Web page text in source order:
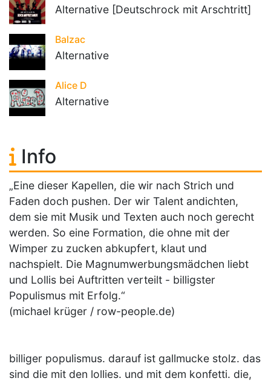
Alternative [Deutschrock mit Arschtritt]
Balzac
Alternative
Alice D
Alternative
Info
„Eine dieser Kapellen, die wir nach Strich und
Faden doch pushen. Der wir Talent andichten,
dem sie mit Musik und Texten auch noch gerecht
werden. So eine Formation, die ohne mit der
Wimper zu zucken abkupfert, klaut und
nachspielt. Die Magnumwerbungsmädchen liebt
und Lollis bei Auftritten verteilt - billigster
Populismus mit Erfolg.“
(michael krüger / row-people.de)
billiger populismus. darauf ist gallmucke stolz. das
sind die mit den lollies. und mit dem konfetti. die,